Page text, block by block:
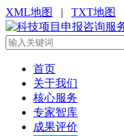
XML地图 | TXT地图
首页
关于我们
核心服务
专家智库
成果评价